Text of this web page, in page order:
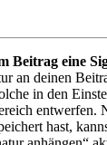
Beitrag eine
an deinen
in den
entwerfen.
hast,